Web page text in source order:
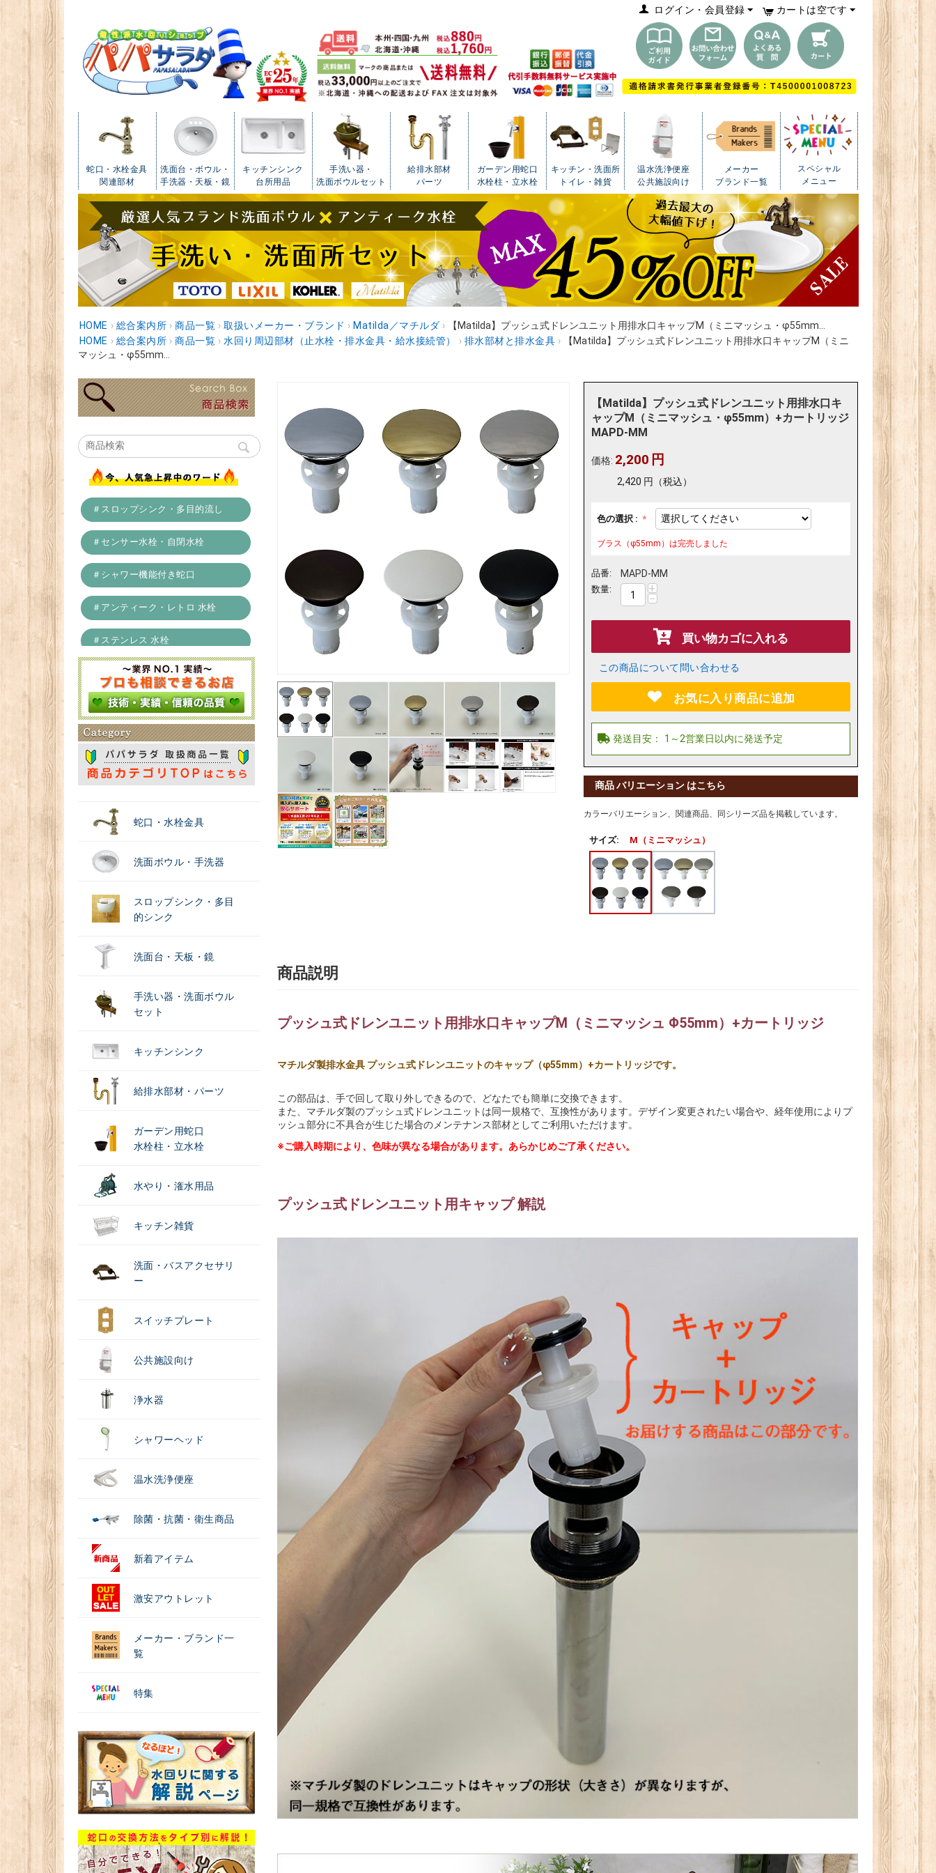
カートは空です
ログイン・会員登録
蛇口・水栓金具
関連部材
洗面台・ボウル・
手洗器・天板・鏡
キッチンシンク
台所用品
手洗い器・
洗面ボウルセット
給排水部材
パーツ
ガーデン用蛇口
水栓柱・立水栓
キッチン・洗面所
トイレ・雑貨
温水洗浄便座
公共施設向け
メーカー
ブランド一覧
スペシャル
メニュー
HOME › 総合案内所 › 商品一覧 › 取扱いメーカー・ブランド › Matilda／マチルダ ›
【Matilda】プッシュ式ドレンユニット用排水口キャップM（ミニマッシュ・φ55mm...
HOME › 総合案内所 › 商品一覧 › 水回り周辺部材（止水栓・排水金具・給水接続管） › 排水部材と排水金具 ›
【Matilda】プッシュ式ドレンユニット用排水口キャップM（ミニ
マッシュ・φ55mm...
＃スロップシンク・多目的流し
＃センサー水栓・自閉水栓
＃シャワー機能付き蛇口
＃アンティーク・レトロ 水栓
＃ステンレス 水栓
＃浄水器
蛇口・水栓金具
洗面ボウル・手洗器
スロップシンク・多目
的シンク
洗面台・天板・鏡
手洗い器・洗面ボウル
セット
キッチンシンク
給排水部材・パーツ
ガーデン用蛇口
水栓柱・立水栓
水やり・潅水用品
キッチン雑貨
洗面・バスアクセサリ
ー
スイッチプレート
公共施設向け
浄水器
シャワーヘッド
温水洗浄便座
除菌・抗菌・衛生商品
新着アイテム
激安アウトレット
メーカー・ブランド一
覧
特集
【Matilda】プッシュ式ドレンユニット用排水口キ
ャップM（ミニマッシュ・φ55mm）+カートリッジ
MAPD-MM
価格: 2,200 円
2,420 円 （税込）
色の選択 :
ブラス（φ55mm）は完売しました
品番: MAPD-MM
数量: +
−
買い物カゴに入れる
この商品について問い合わせる
お気に入り商品に追加
商品 バリエーション はこちら
カラーバリエーション、関連商品、同シリーズ品を掲載しています。
サイズ: M（ミニマッシュ）
商品説明
プッシュ式ドレンユニット用排水口キャップM（ミニマッシュ Φ55mm）+カートリッジ
マチルダ製排水金具 プッシュ式ドレンユニットのキャップ（φ55mm）+カートリッジです。
この部品は、手で回して取り外しできるので、どなたでも簡単に交換できます。
また、マチルダ製のプッシュ式ドレンユニットは同一規格で、互換性があります。デザイン変更されたい場合や、経年使用によりプ
ッシュ部分に不具合が生じた場合のメンテナンス部材としてご利用いただけます。
※ご購入時期により、色味が異なる場合があります。あらかじめご了承ください。
プッシュ式ドレンユニット用キャップ 解説